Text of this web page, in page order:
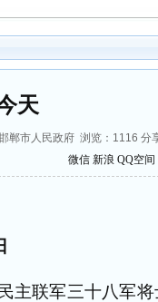
天
郸市人民政府 浏览： 1116 分
微信 新浪 QQ空间
主联军三十八军